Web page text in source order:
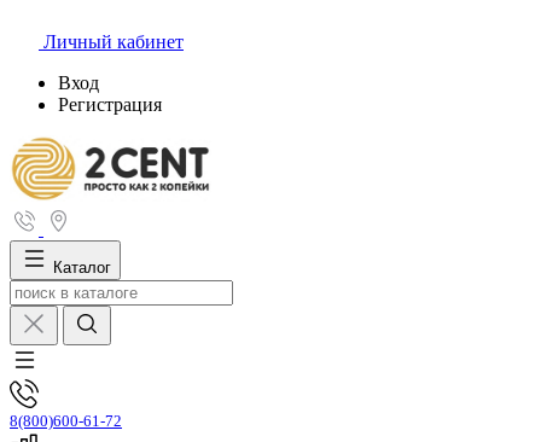
Личный кабинет
Вход
Регистрация
Каталог
8(800)600-61-72